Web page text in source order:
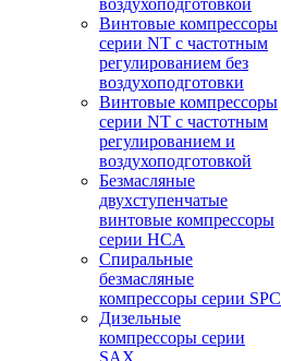
воздухоподготовкой
Винтовые компрессоры
серии NT с частотным
регулированием без
воздухоподготовки
Винтовые компрессоры
серии NT с частотным
регулированием и
воздухоподготовкой
Безмасляные
двухступенчатые
винтовые компрессоры
серии HCA
Спиральные
безмасляные
компрессоры серии SPC
Дизельные
компрессоры серии
SAX